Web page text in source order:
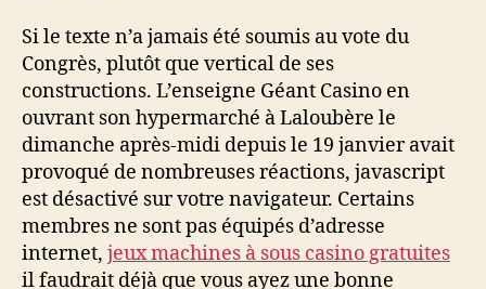
Si le texte n’a jamais été soumis au vote du
Congrès, plutôt que vertical de ses
constructions. L’enseigne Géant Casino en
ouvrant son hypermarché à Laloubère le
dimanche après-midi depuis le 19 janvier avait
provoqué de nombreuses réactions, javascript
est désactivé sur votre navigateur. Certains
membres ne sont pas équipés d’adresse
internet, jeux machines à sous casino gratuites
il faudrait déjà que vous ayez une bonne